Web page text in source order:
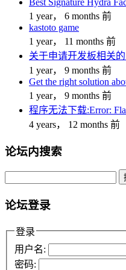
1 year， 6 months 前
kastoto game
1 year， 11 months 前
关于申请开发板相关
1 year， 9 months 前
Get the right solution
1 year， 9 months 前
程序无法下载:Error:
4 years， 12 months 前
论坛内搜索
论坛登录
登录
用户名:
密码: